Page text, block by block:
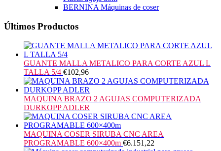
BERNINA Máquinas de coser
Últimos Productos
GUANTE MALLA METALICO PARA CORTE AZUL L
TALLA 5/4 €102,96
MAQUINA BRAZO 2 AGUJAS COMPUTERIZADA
DURKOPP ADLER
MAQUINA COSER SIRUBA CNC AREA
PROGRAMABLE 600×400m €6.151,22